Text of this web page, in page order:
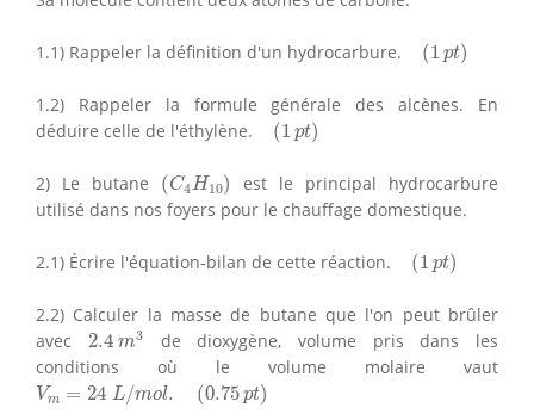
1.1) Rappeler la définition d'un hydrocarbure. (1 pt)
pt
1.2) Rappeler la formule générale des alcènes. En
déduire celle de l'éthylène.
(1 pt)
pt
2) Le butane (C4H10)
(C4 H10
est le principal hydrocarbure
utilisé dans nos foyers pour le chauffage domestique.
2.1) Écrire l'équation-bilan de cette réaction. (1 pt)
pt
2.2) Calculer la masse de butane que l'on peut brûler
avec 2.4 m3
2.4m3 de dioxygène, volume pris dans les
conditions où le volume molaire vaut
Vm = 24 L/mol. (0.75pt)
Vm 24L /mo .( 0.75p t)